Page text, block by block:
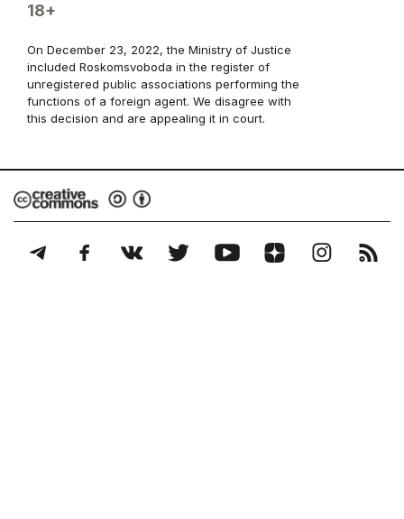
18+
On December 23, 2022, the Ministry of Justice
included Roskomsvoboda in the register of
unregistered public associations performing the
functions of a foreign agent. We disagree with
this decision and are appealing it in court.